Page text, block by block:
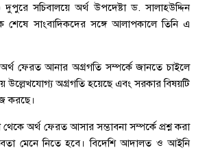
সচিবালয়ে অর্থ উপদেষ্টা ড. সালাহউদ্দিন
শেষে সাংবাদিকদের সঙ্গে আলাপকালে তিনি এ
ফেরত আনার অগ্রগতি সম্পর্কে জানতে চাইলে
উল্লেখযোগ্য অগ্রগতি হয়েছে এবং সরকার বিষয়টি
করছে।
থেকে অর্থ ফেরত আসার সম্ভাবনা সম্পর্কে প্রশ্ন করা
মেনে নিতে হবে। বিদেশি আদালত ও আইনি